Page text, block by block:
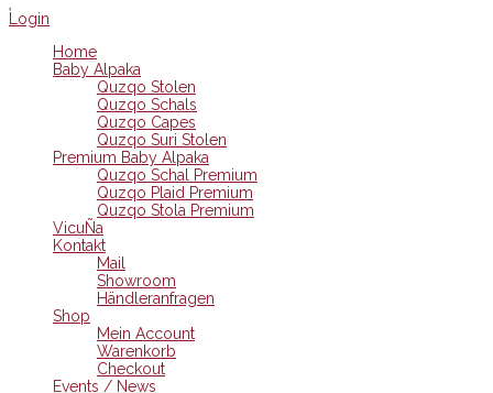
Login
Home
Baby Alpaka
Quzqo Stolen
Quzqo Schals
Quzqo Capes
Quzqo Suri Stolen
Premium Baby Alpaka
Quzqo Schal Premium
Quzqo Plaid Premium
Quzqo Stola Premium
VicuÑa
Kontakt
Mail
Showroom
Händleranfragen
Shop
Mein Account
Warenkorb
Checkout
Events / News